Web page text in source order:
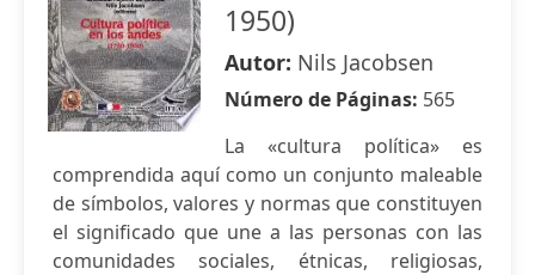
1950)
Autor: Nils Jacobsen
Número de Páginas: 565
La «cultura política» es
comprendida aquí como un conjunto maleable
de símbolos, valores y normas que constituyen
el significado que une a las personas con las
comunidades sociales, étnicas, religiosas,